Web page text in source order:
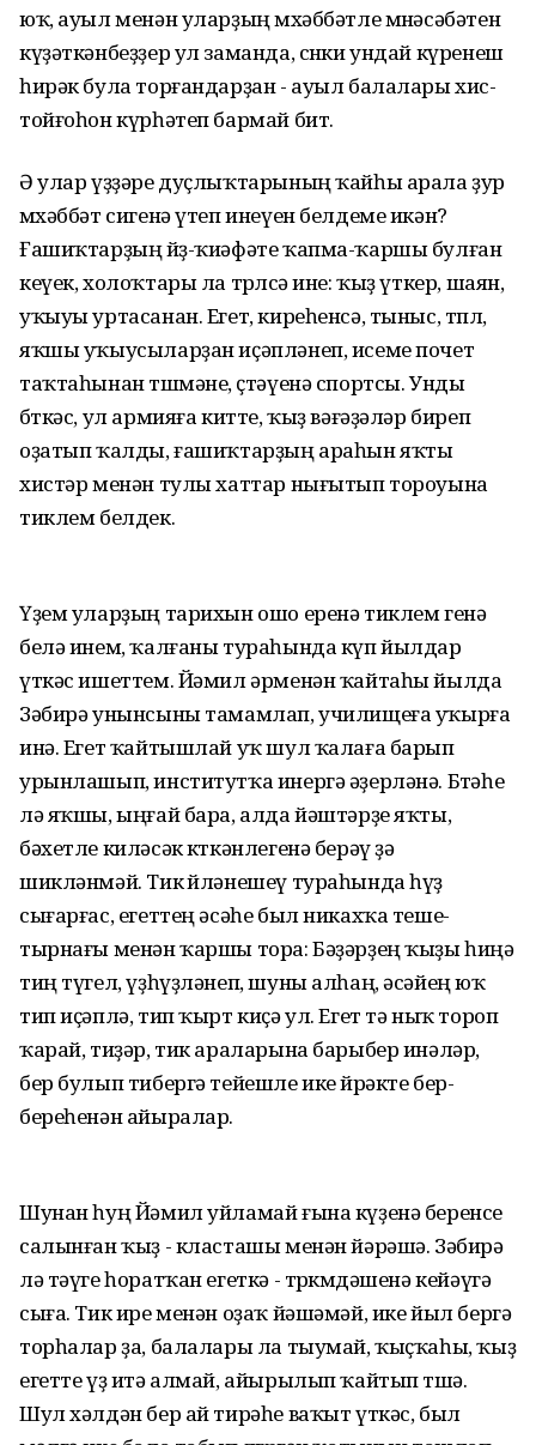
юҡ, ауыл менән уларҙың мөхәббәтле мөнәсәбәтен
күҙәткәнбеҙҙер ул заманда, сөнки ундай күренеш
һирәк була торғандарҙан - ауыл балалары хис-
тойғоһон күрһәтеп бармай бит.
Ә улар үҙҙәре дуҫлыҡтарының ҡайһы арала ҙур
мөхәббәт сигенә үтеп инеүен белдеме икән?
Ғашиҡтарҙың йөҙ-ҡиәфәте ҡапма-ҡаршы булған
кеүек, холоҡтары ла төрлөсә ине: ҡыҙ үткер, шаян,
уҡыуы уртасанан. Егет, киреһенсә, тыныс, төплө,
яҡшы уҡыусыларҙан иҫәпләнеп, исеме почет
таҡтаһынан төшмәне, өҫтәүенә спортсы. Унды
бөткәс, ул армияға китте, ҡыҙ вәғәҙәләр биреп
оҙатып ҡалды, ғашиҡтарҙың араһын яҡты
хистәр менән тулы хаттар нығытып тороуына
тиклем белдек.
Үҙем уларҙың тарихын ошо еренә тиклем генә
белә инем, ҡалғаны тураһында күп йылдар
үткәс ишеттем. Йәмил әрменән ҡайтаһы йылда
Зәбирә унынсыны тамамлап, училищеға уҡырға
инә. Егет ҡайтышлай уҡ шул ҡалаға барып
урынлашып, институтҡа инергә әҙерләнә. Бөтәһе
лә яҡшы, ыңғай бара, алда йәштәрҙе яҡты,
бәхетле киләсәк көткәнлегенә берәү ҙә
шикләнмәй. Тик өйләнешеү тураһында һүҙ
сығарғас, егеттең әсәһе был никахҡа теше-
тырнағы менән ҡаршы тора: Бәҙәрҙең ҡыҙы һиңә
тиң түгел, үҙһүҙләнеп, шуны алһаң, әсәйең юҡ
тип иҫәплә, тип ҡырт киҫә ул. Егет тә ныҡ тороп
ҡарай, тиҙәр, тик араларына барыбер инәләр,
бер булып тибергә тейешле ике йөрәкте бер-
береһенән айыралар.
Шунан һуң Йәмил уйламай ғына күҙенә беренсе
салынған ҡыҙ - класташы менән йәрәшә. Зәбирә
лә тәүге һоратҡан егеткә - төркөмдәшенә кейәүгә
сыға. Тик ире менән оҙаҡ йәшәмәй, ике йыл бергә
торһалар ҙа, балалары ла тыумай, ҡыҫҡаһы, ҡыҙ
егетте үҙ итә алмай, айырылып ҡайтып төшә.
Шул хәлдән бер ай тирәһе ваҡыт үткәс, был